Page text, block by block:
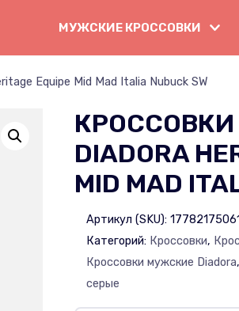
МУЖСКИЕ КРОССОВКИ
Equipe Mid Mad Italia Nubuck SW
DIADORA
MID MAD
Артикул (SKU):
Категорий: Кроссовки,
Кроссовки мужские Diadora,
серые